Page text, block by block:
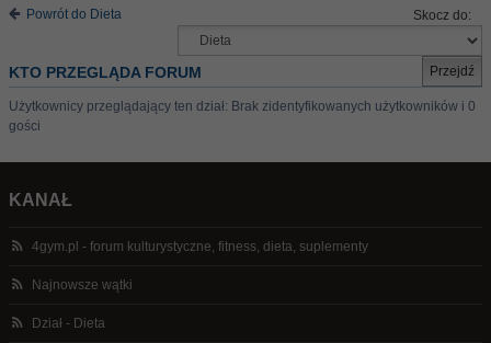
Powrót do Dieta Skocz do:
KTO PRZEGLĄDA FORUM
Użytkownicy przeglądający ten dział: Brak zidentyfikowanych użytkowników i 0
gości
KANAŁ
4gym.pl - forum kulturystyczne, fitness, dieta, suplementy
Najnowsze wątki
Dział - Dieta